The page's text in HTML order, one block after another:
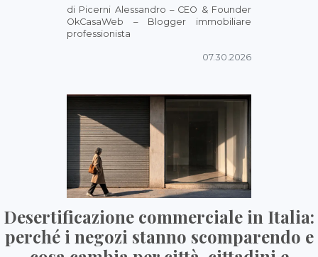
di Picerni Alessandro – CEO & Founder
OkCasaWeb – Blogger immobiliare
professionista
07.30.2026
Desertificazione commerciale in Italia:
perché i negozi stanno scomparendo e